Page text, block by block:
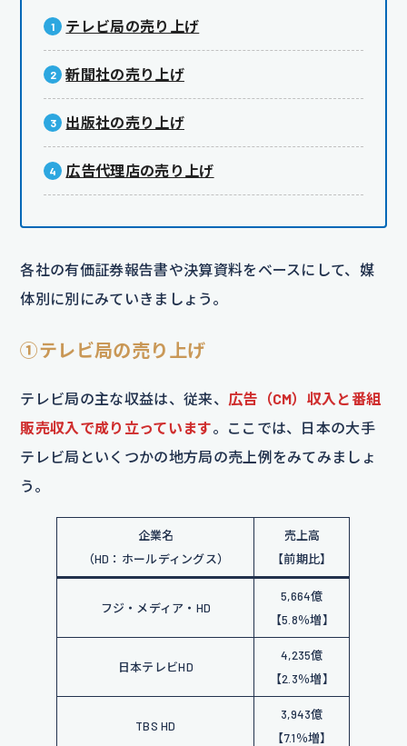
テレビ局の売り上げ
新聞社の売り上げ
出版社の売り上げ
広告代理店の売り上げ
各社の有価証券報告書や決算資料をベースにして、媒
体別に別にみていきましょう。
①テレビ局の売り上げ
テレビ局の主な収益は、従来、 広告（CM）収入と番組
販売収入で成り立っています。ここでは、日本の大手
テレビ局といくつかの地方局の売上例をみてみましょ
う。
企業名
（HD：ホールディングス）
売上高
【前期比】
フジ・メディア・HD
5,664億
【5.8％増】
日本テレビHD
4,235億
【2.3％増】
TBS HD
3,943億
【7.1％増】